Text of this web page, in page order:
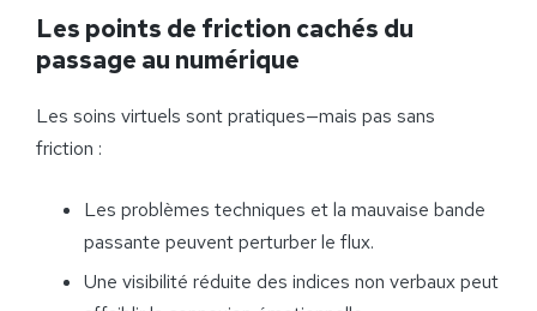
Les points de friction cachés du
passage au numérique
Les soins virtuels sont pratiques—mais pas sans
friction :
Les problèmes techniques et la mauvaise bande
passante peuvent perturber le flux.
Une visibilité réduite des indices non verbaux peut